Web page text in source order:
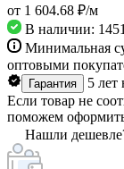
от 1 604.68 ₽/м
В наличии:
Минимальная
оптовыми
Гарантия
5
Если товар не
поможем
Нашли